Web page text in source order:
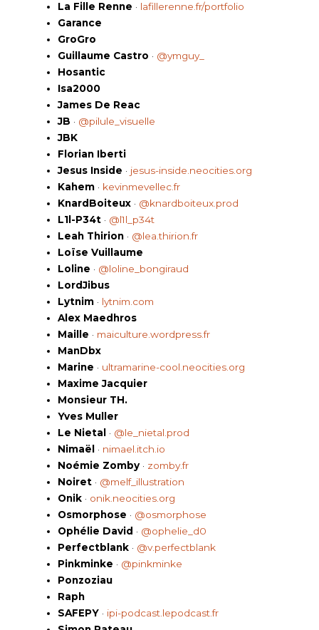
La Fille Renne · lafillerenne.fr/portfolio
Garance
GroGro
Guillaume Castro · @ymguy_
Hosantic
Isa2000
James De Reac
JB · @pilule_visuelle
JBK
Florian Iberti
Jesus Inside · jesus-inside.neocities.org
Kahem · kevinmevellec.fr
KnardBoiteux · @knardboiteux.prod
L1l-P34t · @l1l_p34t
Leah Thirion · @lea.thirion.fr
Loïse Vuillaume
Loline · @loline_bongiraud
LordJibus
Lytnim · lytnim.com
Alex Maedhros
Maille · maiculture.wordpress.fr
ManDbx
Marine · ultramarine-cool.neocities.org
Maxime Jacquier
Monsieur TH.
Yves Muller
Le Nietal
· @le_nietal.prod
Nimaël
· nimael.itch.io
Noémie Zomby · zomby.fr
Noiret · @melf_illustration
Onik · onik.neocities.org
Osmorphose · @osmorphose
Ophélie David · @ophelie_d0
Perfectblank · @v.perfectblank
Pinkminke · @pinkminke
Ponzoziau
Raph
SAFEPY · ipi-podcast.lepodcast.fr